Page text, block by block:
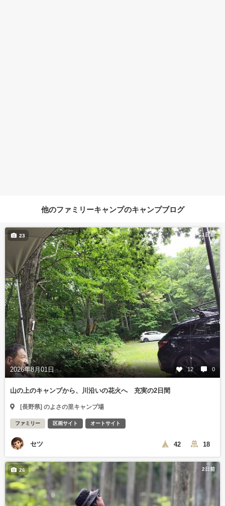
他のファミリーキャンプのキャンプブログ
1日前
2026年8月01日 12 0
23
山の上のキャンプから、川沿いの花火へ 充実の2日間
[長野県] のよさの里キャンプ場
ファミリー 区画サイト オートサイト
セツ 42 18
2日前
26